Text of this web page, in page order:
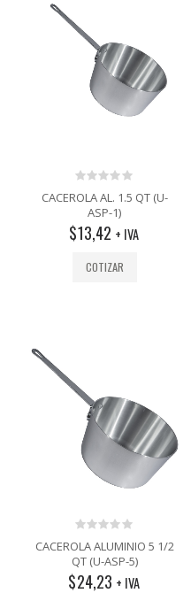
0
out
5
CACEROLA AL. 1.5 QT (U-
ASP-1)
$13,42 + IVA
COTIZAR
0
out
of
5
CACEROLA ALUMINIO 5 1/2
QT (U-ASP-5)
$24,23 + IVA